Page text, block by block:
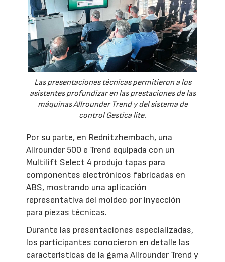
Las presentaciones técnicas permitieron a los
asistentes profundizar en las prestaciones de las
máquinas Allrounder Trend y del sistema de
control Gestica lite.
Por su parte, en Rednitzhembach, una
Allrounder 500 e Trend equipada con un
Multilift Select 4 produjo tapas para
componentes electrónicos fabricadas en
ABS, mostrando una aplicación
representativa del moldeo por inyección
para piezas técnicas.
Durante las presentaciones especializadas,
los participantes conocieron en detalle las
características de la gama Allrounder Trend y